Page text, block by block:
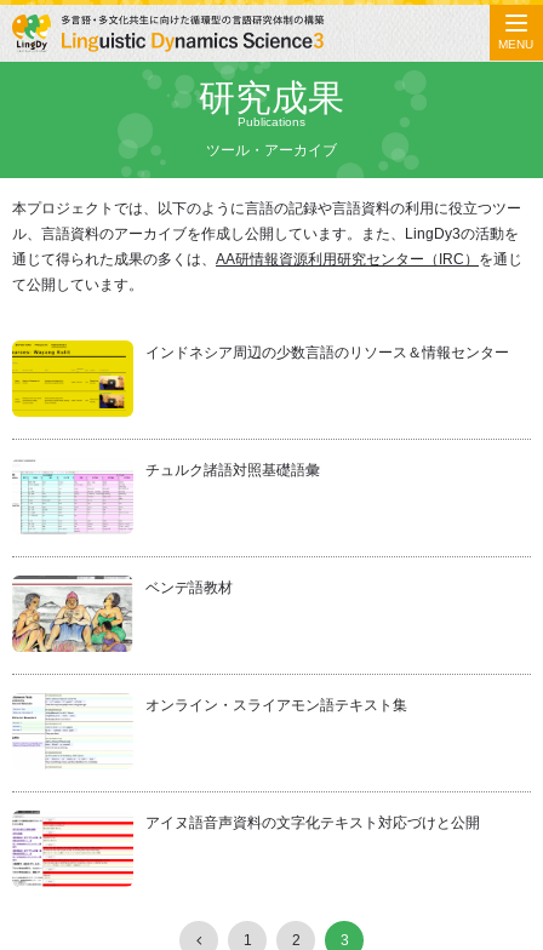
研究成果
Publications
ツール・アーカイブ
本プロジェクトでは、以下のように言語の記録や言語資料の利用に役立つツー
ル、言語資料のアーカイブを作成し公開しています。また、LingDy3の活動を
通じて得られた成果の多くは、 AA研情報資源利用研究センター（IRC） を通じ
て公開しています。
インドネシア周辺の少数言語のリソース＆情報センター
チュルク諸語対照基礎語彙
ベンデ語教材
オンライン・スライアモン語テキスト集
アイヌ語音声資料の文字化テキスト対応づけと公開
1 2 3
MENU